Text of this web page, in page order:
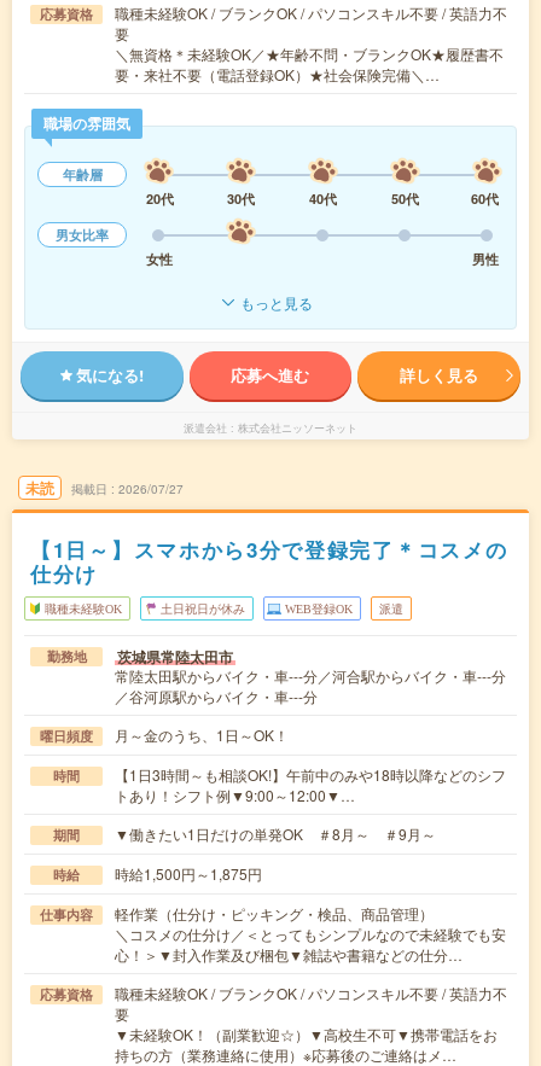
応募資格
職種未経験OK / ブランクOK / パソコンスキル不要 / 英語力不
要
＼無資格＊未経験OK／★年齢不問・ブランクOK★履歴書不
要・来社不要（電話登録OK）★社会保険完備＼…
職場の雰囲気
年齢層
20代
30代 40代 50代
60代
男女比率
女性
男性
もっと見る
気になる! 応募へ進む 詳しく見る
派遣会社 株式会社ニッソーネット
未読 掲載日 2026/07/27
【1日～】スマホから3分で登録完了＊コスメの
仕分け
職種未経験OK 土日祝日が休み WEB登録OK 派遣
勤務地 茨城県常陸太田市
常陸太田駅からバイク・車---分／河合駅からバイク・車---分
／谷河原駅からバイク・車---分
曜日頻度 月～金のうち、1日～OK！
時間
【1日3時間～も相談OK!】午前中のみや18時以降などのシフ
トあり！シフト例▼9:00～12:00▼…
期間 ▼働きたい1日だけの単発OK ＃8月～ ＃9月～
時給 時給1,500円～1,875円
仕事内容
軽作業（仕分け・ピッキング・検品、商品管理）
＼コスメの仕分け／＜とってもシンプルなので未経験でも安
心！＞▼封入作業及び梱包▼雑誌や書籍などの仕分…
応募資格
職種未経験OK / ブランクOK / パソコンスキル不要 / 英語力不
要
▼未経験OK！（副業歓迎☆）▼高校生不可▼携帯電話をお
持ちの方（業務連絡に使用）※応募後のご連絡はメ…